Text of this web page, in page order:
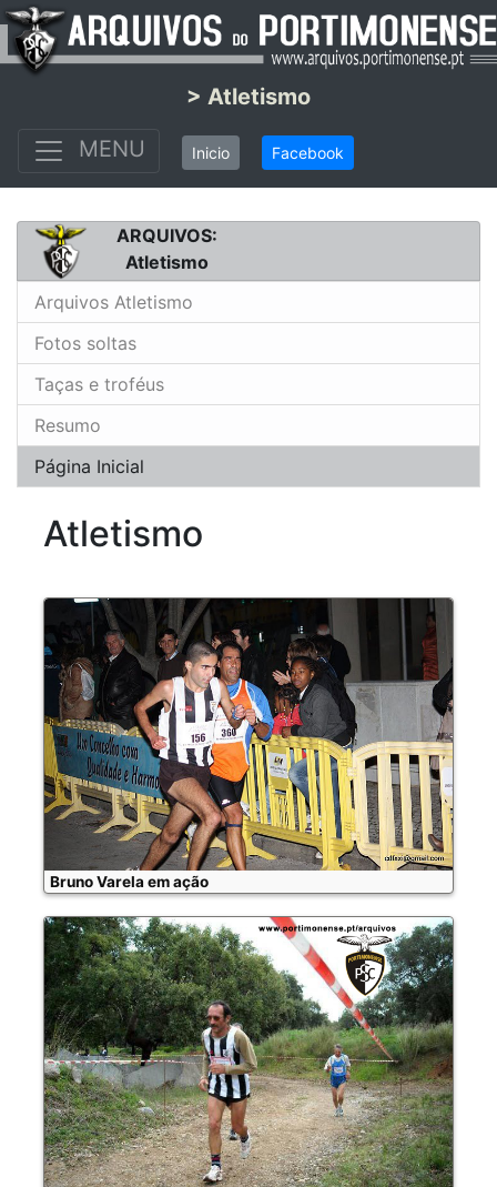
> Atletismo
MENU
Inicio Facebook
ARQUIVOS:
Atletismo
Arquivos Atletismo
Fotos soltas
Taças e troféus
Resumo
Página Inicial
Atletismo
Bruno Varela em ação